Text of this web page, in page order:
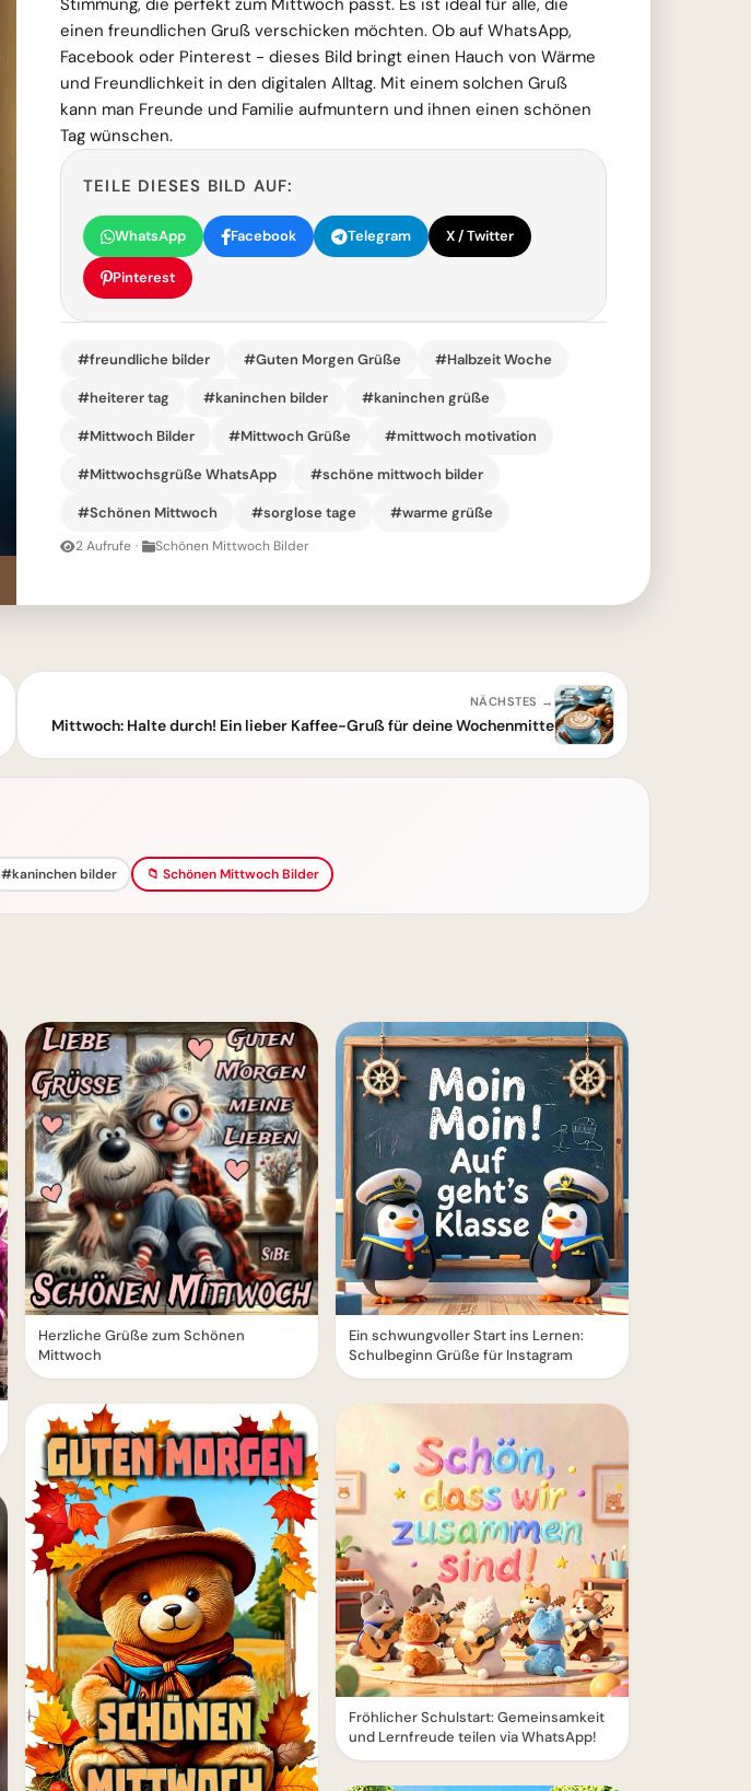
Stimmung, die perfekt zum Mittwoch passt. Es ist ideal für alle, die
einen freundlichen Gruß verschicken möchten. Ob auf WhatsApp,
Facebook oder Pinterest - dieses Bild bringt einen Hauch von Wärme
und Freundlichkeit in den digitalen Alltag. Mit einem solchen Gruß
kann man Freunde und Familie aufmuntern und ihnen einen schönen
Tag wünschen.
TEILE DIESES BILD AUF:
WhatsApp Facebook Telegram X / Twitter
Pinterest
#freundliche bilder #Guten Morgen Grüße #Halbzeit Woche
#heiterer tag #kaninchen bilder #kaninchen grüße
#Mittwoch Bilder #Mittwoch Grüße #mittwoch motivation
#Mittwochsgrüße WhatsApp #schöne mittwoch bilder
#Schönen Mittwoch #sorglose tage #warme grüße
2 Aufrufe · Schönen Mittwoch Bilder
NÄCHSTES →
Mittwoch: Halte durch! Ein lieber Kaffee-Gruß für deine Wochenmitte
#kaninchen bilder 📁 Schönen Mittwoch Bilder
Herzliche Grüße zum Schönen
Mittwoch
Ein schwungvoller Start ins Lernen:
Schulbeginn Grüße für Instagram
Fröhlicher Schulstart: Gemeinsamkeit
und Lernfreude teilen via WhatsApp!